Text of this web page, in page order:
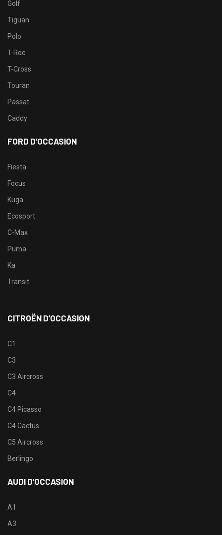
Golf
Tiguan
Polo
T-Roc
T-Cross
Touran
Passat
Caddy
FORD D’OCCASION
Fiesta
Focus
Kuga
Ecosport
C-Max
Puma
Ka
Transit
CITROËN D’OCCASION
C1
C3
C3 Aircross
C4
C4 Picasso
C4 Cactus
C5 Aircross
Berlingo
AUDI D’OCCASION
A1
A3